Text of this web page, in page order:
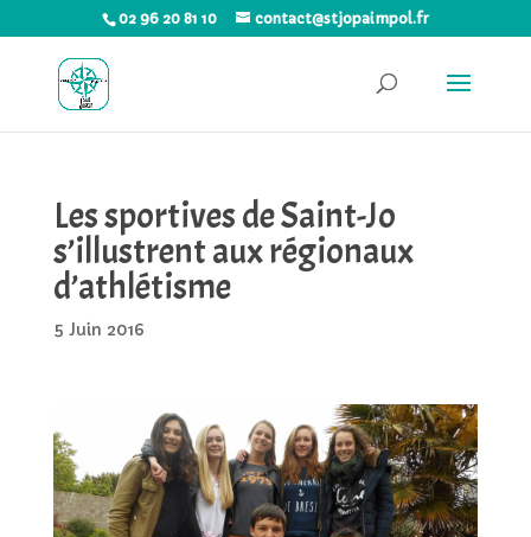
02 96 20 81 10 contact@stjopaimpol.fr
Les sportives de Saint-Jo
s’illustrent aux régionaux
d’athlétisme
5 Juin 2016